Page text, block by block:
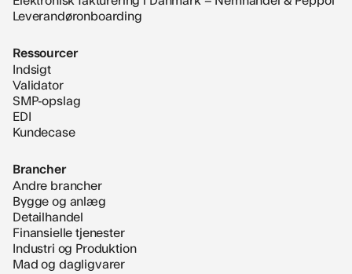
Leverandøronboarding
Ressourcer
Indsigt
Validator
SMP-opslag
EDI
Kundecase
Brancher
Andre brancher
Bygge og anlæg
Detailhandel
Finansielle tjenester
Industri og Produktion
Mad og dagligvarer